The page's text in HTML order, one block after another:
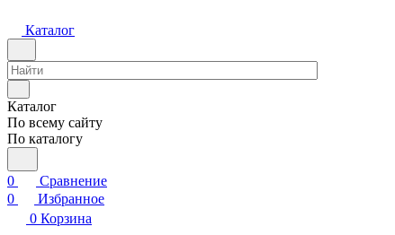
Каталог
Каталог
По всему сайту
По каталогу
0
Сравнение
0
Избранное
0 Корзина